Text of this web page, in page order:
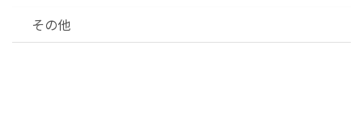
その他